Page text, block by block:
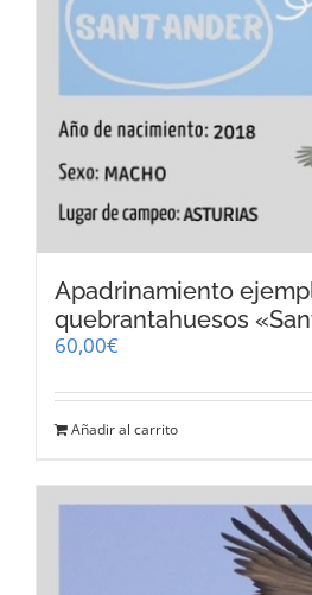
Apadrinamiento
quebrantahuesos
60,00€
Añadir al carrito